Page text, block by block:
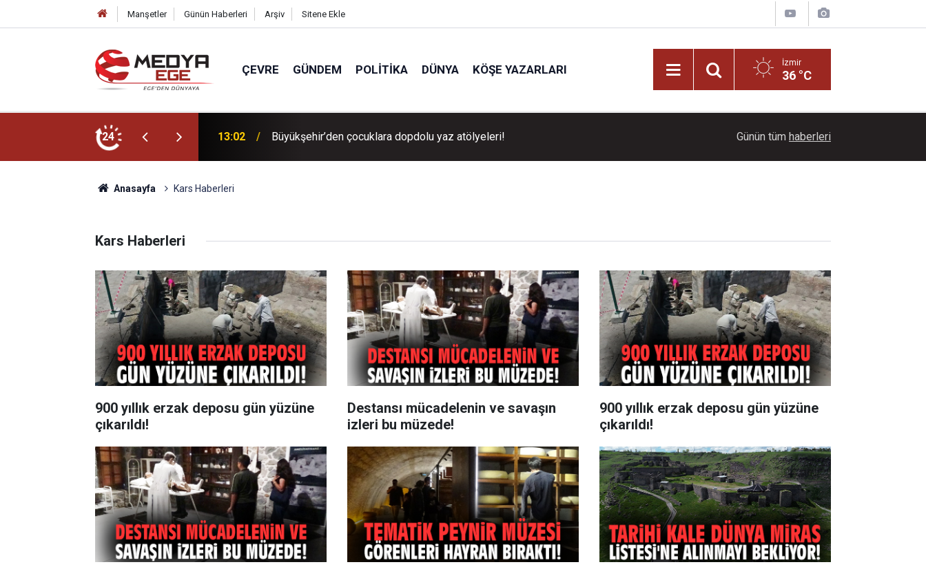
Manşetler Günün Haberleri Arşiv Sitene Ekle
ÇEVRE GÜNDEM POLITIKA DÜNYA KÖŞE YAZARLARI İzmir
36 °C
24 13:02 Büyükşehir’den çocuklara dopdolu yaz atölyeleri! Konak Belediyesi yeni yaşam alanını hizmete
Günün tüm haberleri
Anasayfa Kars Haberleri
Kars Haberleri
900 yıllık erzak deposu gün yüzüne
çıkarıldı!
Destansı mücadelenin ve savaşın
izleri bu müzede!
900 yıllık erzak deposu gün yüzüne
çıkarıldı!